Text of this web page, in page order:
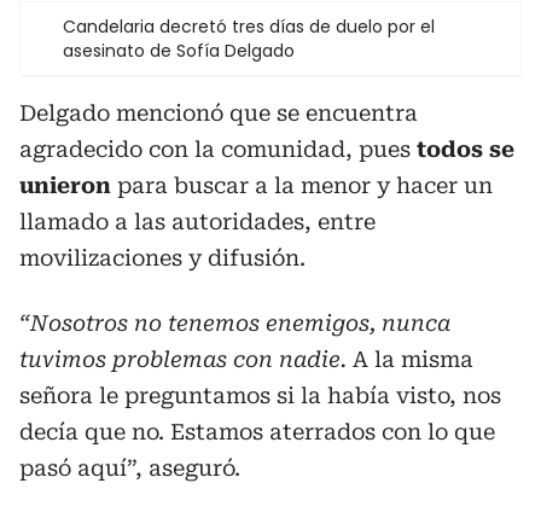
Candelaria decretó tres días de duelo por el
asesinato de Sofía Delgado
Delgado mencionó que se encuentra
agradecido con la comunidad, pues todos se
unieron para buscar a la menor y hacer un
llamado a las autoridades, entre
movilizaciones y difusión.
“Nosotros no tenemos enemigos, nunca
tuvimos problemas con nadie. A la misma
señora le preguntamos si la había visto, nos
decía que no. Estamos aterrados con lo que
pasó aquí”, aseguró.